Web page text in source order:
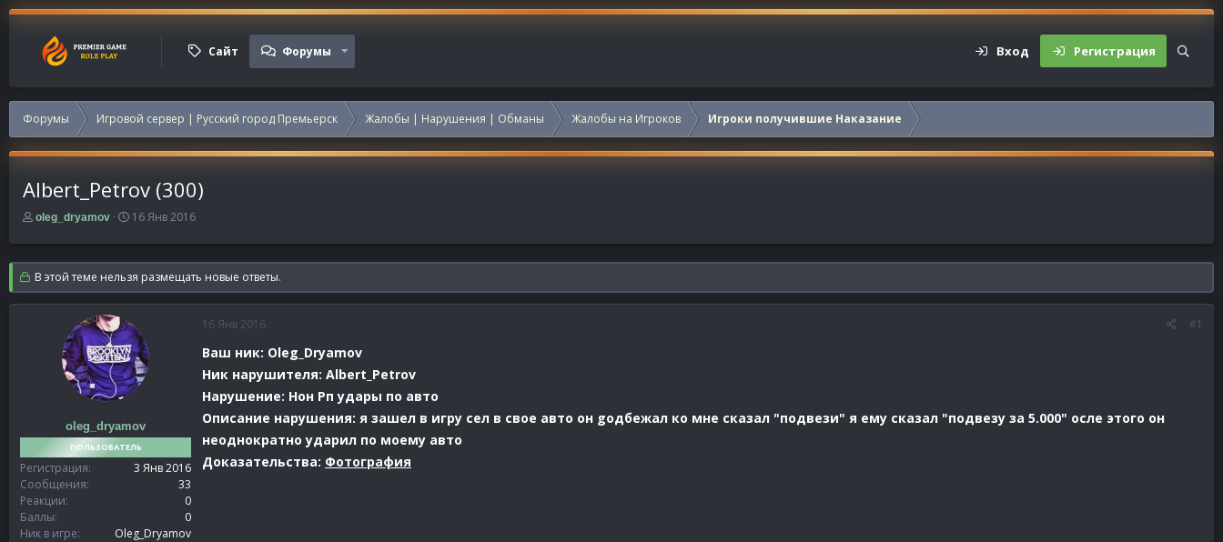
Сайт Форумы Вход Регистрация
Форумы Игровой сервер | Русский город Премьерск Жалобы | Нарушения | Обманы Жалобы на Игроков Игроки получившие Наказание
Albert_Petrov (300)
А
т
о
р
т
oleg_dryamov
Д
т
а
н
а
а
л
а
16 Янв 2016
В этой теме нельзя размещать новые ответы.
oleg_dryamov
ПОЛЬЗОВАТЕЛЬ
Регистрация
3 Янв 2016
Сообщения
33
Реакции
0
Баллы
0
Ник в игре
Oleg_Dryamov
16 Янв 2016 #1
Ваш ник: Oleg_Dryamov
Ник нарушителя: Albert_Petrov
Нарушение: Нон Рп удары по авто
Описание нарушения: я зашел в игру сел в свое авто он gодбежал ко мне сказал "подвези" я ему сказал "подвезу за 5.000" осле этого он
неоднократно ударил по моему авто
Доказательства: Фотография